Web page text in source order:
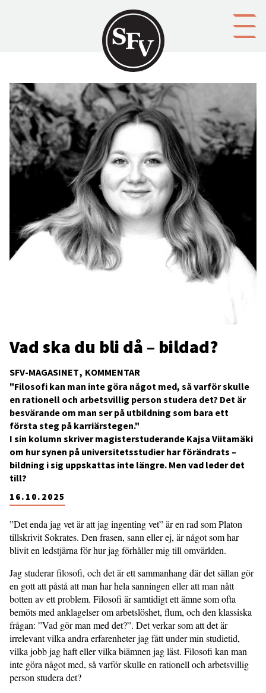
SFV-MAGASINET KOMMENTAR
Vad ska du bli då – bildad?
16.10.2025
"Filosofi kan man inte göra något med, så varför skulle
en rationell och arbetsvillig person studera det? Det är
besvärande om man ser på utbildning som bara ett
första steg på karriärstegen."
I sin kolumn skriver magisterstuderande Kajsa Viitamäki
om hur synen på universitetsstudier har förändrats –
bildning i sig uppskattas inte längre. Men vad leder det
till?
”Det enda jag vet är att jag ingenting vet” är en rad som Platon
tillskrivit Sokrates. Den frasen, sann eller ej, är något som har
blivit en ledstjärna för hur jag förhåller mig till omvärlden.
Jag studerar filosofi, och det är ett sammanhang där det sällan gör
en gott att påstå att man har hela sanningen eller att man nått
botten av ett problem. Filosofi är samtidigt ett ämne som ofta
bemöts med anklagelser om arbetslöshet, flum, och den klassiska
frågan: ”Vad gör man med det?”. Det verkar som att det är
irrelevant vilka andra erfarenheter jag fått under min studietid,
vilka jobb jag haft eller vilka biämnen jag läst. Filosofi kan man
inte göra något med, så varför skulle en rationell och arbetsvillig
person studera det?